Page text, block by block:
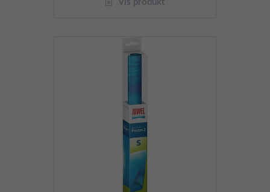
Vis produkt